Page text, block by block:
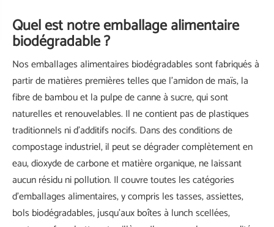
Quel est notre emballage alimentaire
biodégradable ?
Nos emballages alimentaires biodégradables sont fabriqués à
partir de matières premières telles que l'amidon de maïs, la
fibre de bambou et la pulpe de canne à sucre, qui sont
naturelles et renouvelables. Il ne contient pas de plastiques
traditionnels ni d'additifs nocifs. Dans des conditions de
compostage industriel, il peut se dégrader complètement en
eau, dioxyde de carbone et matière organique, ne laissant
aucun résidu ni pollution. Il couvre toutes les catégories
d'emballages alimentaires, y compris les tasses, assiettes,
bols biodégradables, jusqu'aux boîtes à lunch scellées,